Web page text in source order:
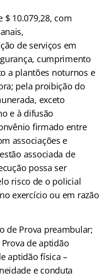
$ 10.079,28, com
de serviços em
cumprimento
a plantões noturnos e
pela proibição do
exceto
e à difusão
firmado entre
associações e
associada de
possa ser
risco de o policial
exercício ou em razão
de Prova preambular;
de aptidão
aptidão física –
e conduta